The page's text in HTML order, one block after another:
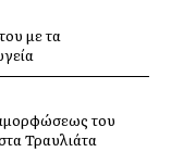
με τα
του
Τραυλιάτα